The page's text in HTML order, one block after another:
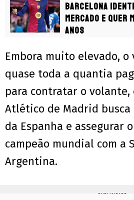
Barcelona
mercado e quer
anos
Embora muito elevado, o
quase toda a quantia
para contratar o volante,
Atlético de Madrid
da Espanha e assegurar
campeão mundial com a
Argentina.
PUBLICIDADE